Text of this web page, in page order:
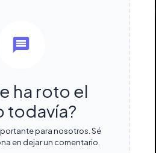
ha roto el
todavía?
para nosotros. Sé
en dejar un comentario.